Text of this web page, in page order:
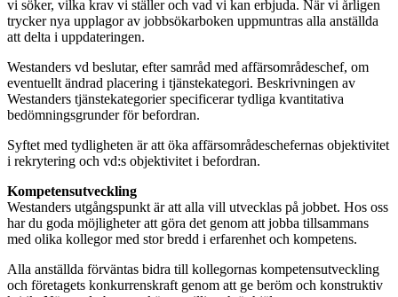
vi söker, vilka krav vi ställer och vad vi kan erbjuda. När vi årligen
trycker nya upplagor av jobbsökarboken uppmuntras alla anställda
att delta i uppdateringen.
Westanders vd beslutar, efter samråd med affärsområdeschef, om
eventuellt ändrad placering i tjänstekategori. Beskrivningen av
Westanders tjänstekategorier specificerar tydliga kvantitativa
bedömningsgrunder för befordran.
Syftet med tydligheten är att öka affärsområdeschefernas objektivitet
i rekrytering och vd:s objektivitet i befordran.
Kompetensutveckling
Westanders utgångspunkt är att alla vill utvecklas på jobbet. Hos oss
har du goda möjligheter att göra det genom att jobba tillsammans
med olika kollegor med stor bredd i erfarenhet och kompetens.
Alla anställda förväntas bidra till kollegornas kompetensutveckling
och företagets konkurrenskraft genom att ge beröm och konstruktiv